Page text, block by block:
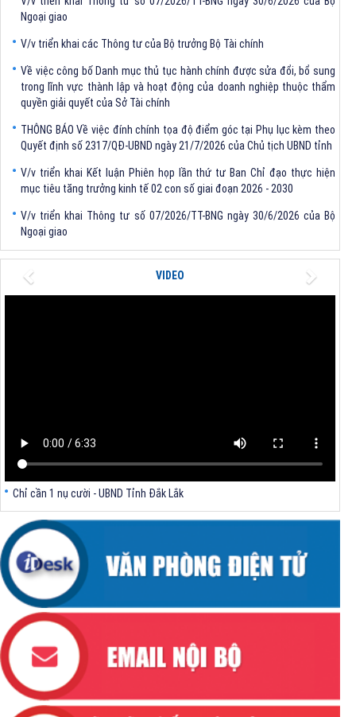
Ngoại giao
trong lĩnh vực thành lập và hoạt động của doanh nghiệp thuộc thẩm
quyền giải quyết của Sở Tài chính
Quyết định số 2317/QĐ-UBND ngày 21/7/2026 của Chủ tịch UBND tỉnh
mục tiêu tăng trưởng kinh tế 02 con số giai đoạn 2026 - 2030
Ngoại giao
V/v triển khai các Thông tư của Bộ trưởng Bộ Tài chính
Về việc công bố Danh mục thủ tục hành chính được sửa đổi, bổ sung
VIDEO
Previous Next
Chỉ cần 1 nụ cười - UBND Tỉnh Đắk Lắk